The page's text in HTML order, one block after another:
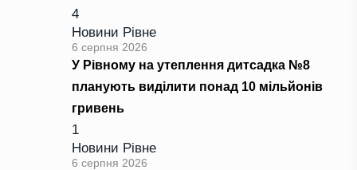
4
Новини Рівне
6 серпня 2026
У Рівному на утеплення дитсадка №8
планують виділити понад 10 мільйонів
гривень
1
Новини Рівне
6 серпня 2026